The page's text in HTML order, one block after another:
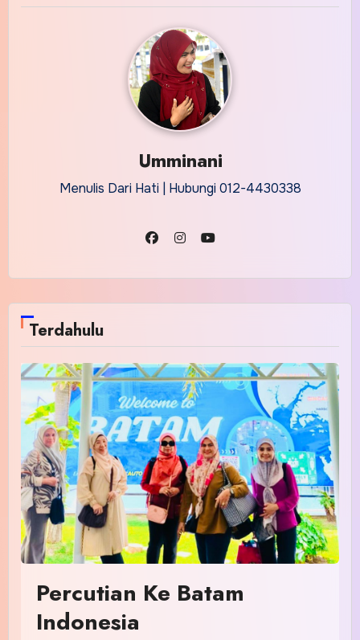
Umminani
Menulis Dari Hati | Hubungi 012-4430338
Terdahulu
Percutian Ke Batam
Indonesia